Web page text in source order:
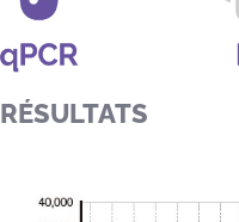
RÉSULTATS